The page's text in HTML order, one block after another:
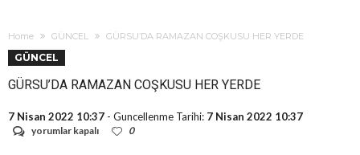
Home GÜNCEL GÜRSU’DA RAMAZAN COŞKUSU HER YERDE
GÜNCEL
GÜRSU’DA RAMAZAN COŞKUSU HER YERDE
7 Nisan 2022 10:37 - Guncellenme Tarihi: 7 Nisan 2022 10:37
GÜRSU’DA
yorumlar kapalı 0